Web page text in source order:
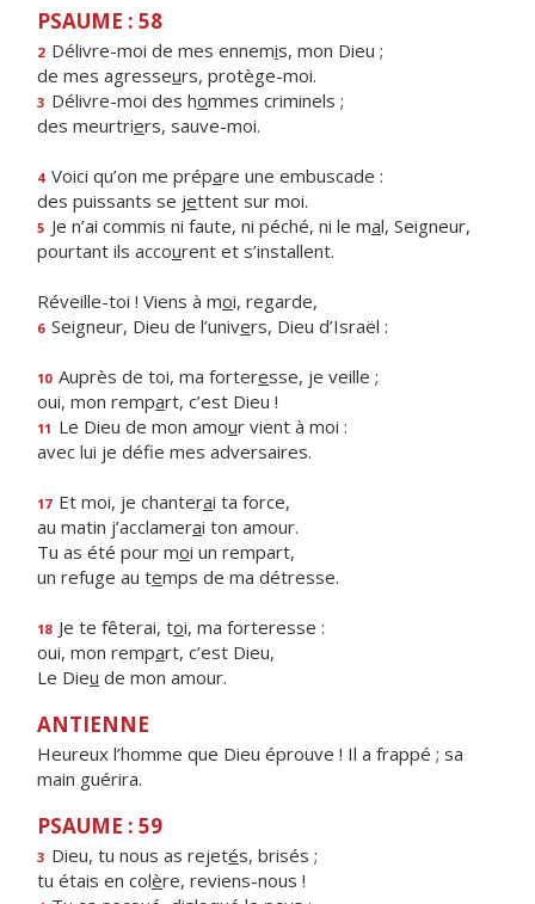
PSAUME : 58
2 Délivre-moi de mes ennemis, mon Dieu ;
de mes agresseurs, protège-moi.
3 Délivre-moi des hommes criminels ;
des meurtriers, sauve-moi.
4 Voici qu’on me prépare une embuscade :
des puissants se jettent sur moi.
5 Je n’ai commis ni faute, ni péché, ni le mal, Seigneur,
pourtant ils accourent et s’installent.
Réveille-toi ! Viens à moi, regarde,
6 Seigneur, Dieu de l’univers, Dieu d’Israël :
10 Auprès de toi, ma forteresse, je veille ;
oui, mon rempart, c’est Dieu !
11 Le Dieu de mon amour vient à moi :
avec lui je défe mes adversaires.
17 Et moi, je chanterai ta force,
au matin j’acclamerai ton amour.
Tu as été pour moi un rempart,
un refuge au temps de ma détresse.
18 Je te fêterai, toi, ma forteresse :
oui, mon rempart, c’est Dieu,
Le Dieu de mon amour.
ANTIENNE
Heureux l’homme que Dieu éprouve ! Il a frappé ; sa
main guérira.
PSAUME : 59
3 Dieu, tu nous as rejetés, brisés ;
tu étais en colère, reviens-nous !